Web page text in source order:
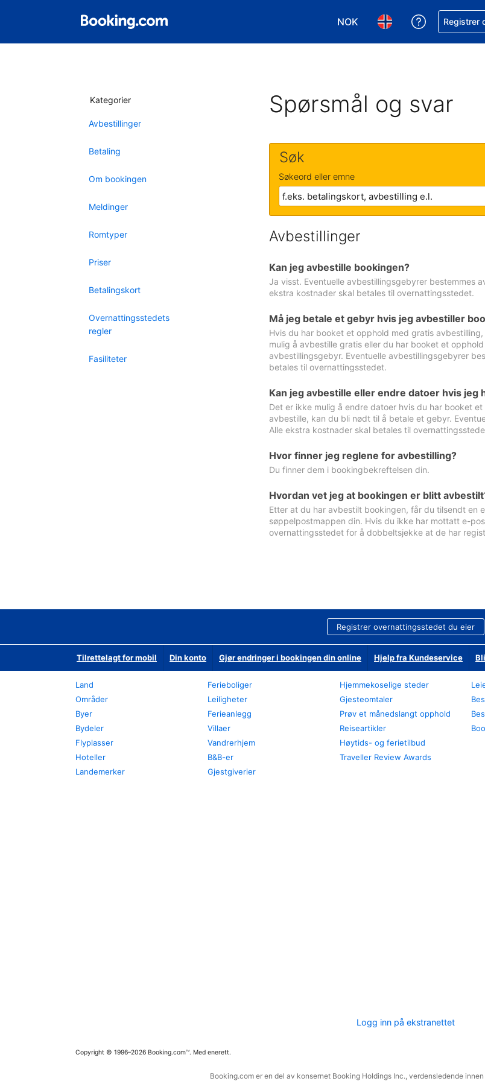
NOK
Velg valuta. Du har valgt
Velg språk. Du har
Få hjelp
Registrer
Kategorier
Avbestillinger
Betaling
Om bookingen
Meldinger
Romtyper
Priser
Betalingskort
Overnattingsstedets
regler
Fasiliteter
Spørsmål og svar
Søk
Søkeord eller emne
Avbestillinger
Kan jeg avbestille bookingen?
Ja visst. Eventuelle avbestillingsgebyrer bestemmes
ekstra kostnader skal betales til overnattingsstedet.
Må jeg betale et gebyr hvis jeg avbestiller
Hvis du har booket et opphold med gratis
mulig å avbestille gratis eller du har booket et
avbestillingsgebyr. Eventuelle avbestillingsgebyrer
betales til overnattingsstedet.
Kan jeg avbestille eller endre datoer hvis
Det er ikke mulig å endre datoer hvis du har booket
avbestille, kan du bli nødt til å betale et gebyr.
Alle ekstra kostnader skal betales til
Hvor finner jeg reglene for avbestilling?
Du finner dem i bookingbekreftelsen din.
Hvordan vet jeg at bookingen er blitt
Etter at du har avbestilt bookingen, får du tilsendt en
søppelpostmappen din. Hvis du ikke har mottatt e-
overnattingsstedet for å dobbeltsjekke at de har
Registrer overnattingsstedet du eier
Tilrettelagt for mobil Din konto Gjør endringer i bookingen din online Hjelp fra Kundeservice
Land
Områder
Byer
Bydeler
Flyplasser
Hoteller
Landemerker
Ferieboliger
Leiligheter
Ferieanlegg
Villaer
Vandrerhjem
B&B-er
Gjestgiverier
Hjemmekoselige steder
Gjesteomtaler
Prøv et månedslangt opphold
Reiseartikler
Høytids- og ferietilbud
Traveller Review Awards
Logg inn på ekstranettet
Copyright © 1996–2026 Booking.com™. Med enerett.
Booking.com er en del av konsernet Booking Holdings Inc., verdensledende